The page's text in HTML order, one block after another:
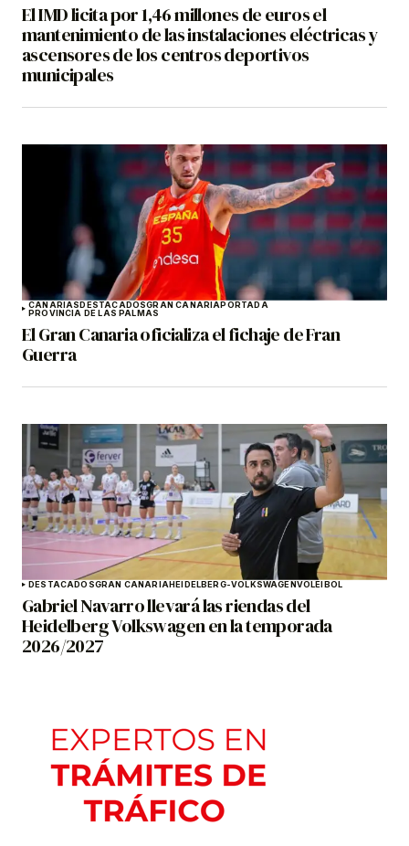
El IMD licita por 1,46 millones de euros el
mantenimiento de las instalaciones eléctricas y
ascensores de los centros deportivos
municipales
CANARIASDESTACADOSGRAN CANARIAPORTADA
PROVINCIA DE LAS PALMAS
El Gran Canaria oficializa el fichaje de Fran
Guerra
DESTACADOSGRAN CANARIAHEIDELBERG-VOLKSWAGENVOLEIBOL
Gabriel Navarro llevará las riendas del
Heidelberg Volkswagen en la temporada
2026/2027